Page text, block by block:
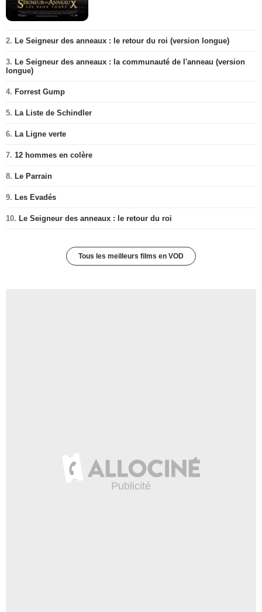
2. Le Seigneur des anneaux : le retour du roi (version longue)
3. Le Seigneur des anneaux : la communauté de l'anneau (version
longue)
4. Forrest Gump
5. La Liste de Schindler
6. La Ligne verte
7. 12 hommes en colère
8. Le Parrain
9. Les Evadés
10. Le Seigneur des anneaux : le retour du roi
Tous les meilleurs films en VOD